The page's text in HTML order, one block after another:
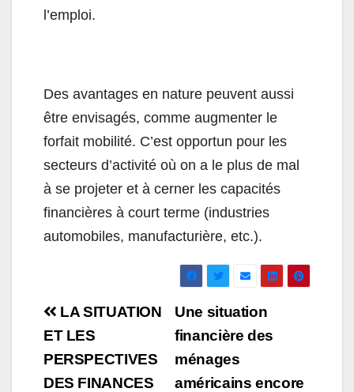
l’emploi.
Des avantages en nature peuvent aussi
être envisagés, comme augmenter le
forfait mobilité. C’est opportun pour les
secteurs d’activité où on a le plus de mal
à se projeter et à cerner les capacités
financières à court terme (industries
automobiles, manufacturière, etc.).
Navigation
de
l’article
Une situation
financière des
ménages
américains encore
LA SITUATION
ET LES
PERSPECTIVES
DES FINANCES